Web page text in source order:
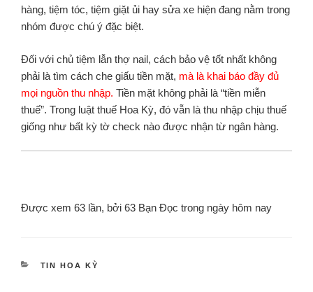
hàng, tiệm tóc, tiệm giặt ủi hay sửa xe hiện đang nằm trong
nhóm được chú ý đặc biệt.
Đối với chủ tiệm lẫn thợ nail, cách bảo vệ tốt nhất không
phải là tìm cách che giấu tiền mặt, mà là khai báo đầy đủ
mọi nguồn thu nhập. Tiền mặt không phải là “tiền miễn
thuế”. Trong luật thuế Hoa Kỳ, đó vẫn là thu nhập chịu thuế
giống như bất kỳ tờ check nào được nhận từ ngân hàng.
Được xem 63 lần, bởi 63 Bạn Đọc trong ngày hôm nay
TIN HOA KỲ